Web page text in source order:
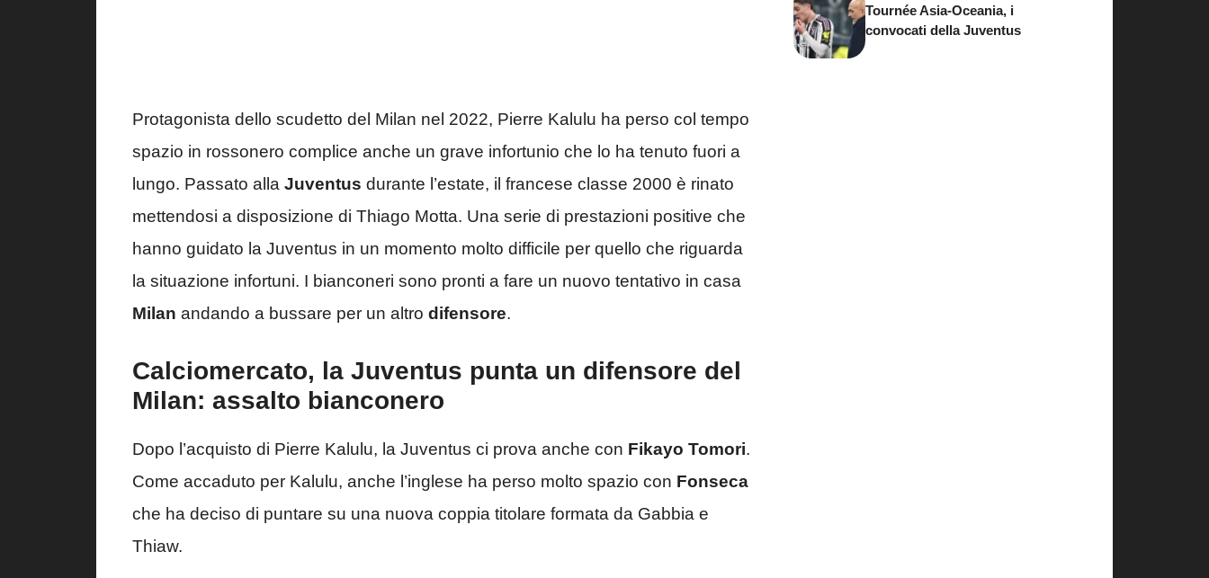
Protagonista dello scudetto del Milan nel 2022, Pierre Kalulu ha perso col tempo
spazio in rossonero complice anche un grave infortunio che lo ha tenuto fuori a
lungo. Passato alla Juventus durante l’estate, il francese classe 2000 è rinato
mettendosi a disposizione di Thiago Motta. Una serie di prestazioni positive che
hanno guidato la Juventus in un momento molto difficile per quello che riguarda
la situazione infortuni. I bianconeri sono pronti a fare un nuovo tentativo in casa
Milan andando a bussare per un altro difensore.
Calciomercato, la Juventus punta un difensore del
Milan: assalto bianconero
Dopo l’acquisto di Pierre Kalulu, la Juventus ci prova anche con Fikayo Tomori.
Come accaduto per Kalulu, anche l’inglese ha perso molto spazio con Fonseca
che ha deciso di puntare su una nuova coppia titolare formata da Gabbia e
Thiaw.
Tournée Asia-Oceania, i
convocati della Juventus